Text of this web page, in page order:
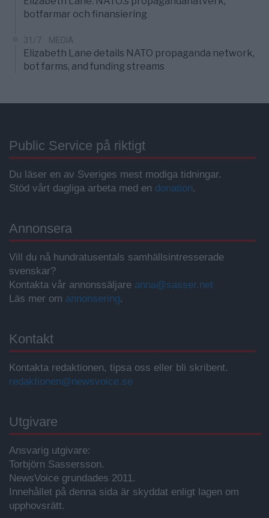
botfarmar och finansiering
31/7 MEDIA
Elizabeth Lane details NATO propaganda network,
bot farms, and funding streams
Public Service på riktigt
Du läser en av Sveriges mest modiga tidningar.
Stöd vårt dagliga arbeta med en donation.
Annonsera
Vill du nå hundratusentals samhällsintresserade
svenskar?
Kontakta vår annonssäljare anna@sasser.net
Läs mer om annonsering.
Kontakt
Kontakta redaktionen, tipsa oss eller bli skribent.
redaktionen@newsvoice.se
Utgivare
Ansvarig utgivare:
Torbjörn Sassersson.
NewsVoice grundades 2011.
Innehållet på denna sida är skyddat enligt lagen om
upphovsrätt.